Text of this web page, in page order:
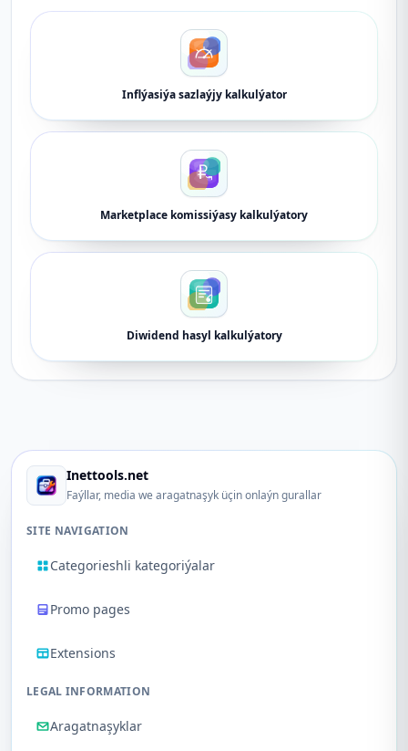
Inflýasiýa sazlaýjy kalkulýator
Marketplace komissiýasy kalkulýatory
Diwidend hasyl kalkulýatory
Inettools.net
Faýllar, media we aragatnaşyk üçin onlaýn gurallar
SITE NAVIGATION
Categorieshli kategoriýalar
Promo pages
Extensions
LEGAL INFORMATION
Aragatnaşyklar